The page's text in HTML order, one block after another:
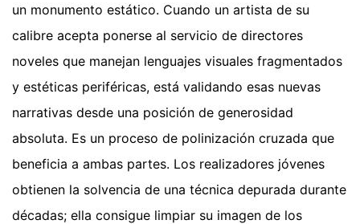
un monumento estático. Cuando un artista de su
calibre acepta ponerse al servicio de directores
noveles que manejan lenguajes visuales fragmentados
y estéticas periféricas, está validando esas nuevas
narrativas desde una posición de generosidad
absoluta. Es un proceso de polinización cruzada que
beneficia a ambas partes. Los realizadores jóvenes
obtienen la solvencia de una técnica depurada durante
décadas; ella consigue limpiar su imagen de los